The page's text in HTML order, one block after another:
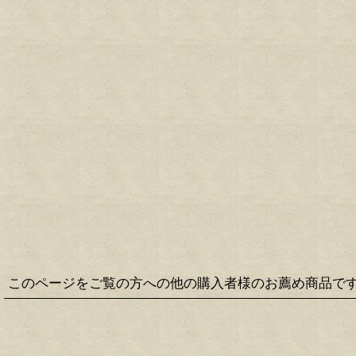
このページをご覧の方への他の購入者様のお薦め商品で